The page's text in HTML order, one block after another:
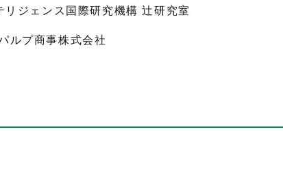
ジェンス国際研究機構 辻研究室
ルプ商事株式会社